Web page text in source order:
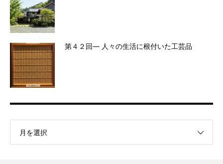
第４２回― 人々の生活に根付いた工芸品
月を選択